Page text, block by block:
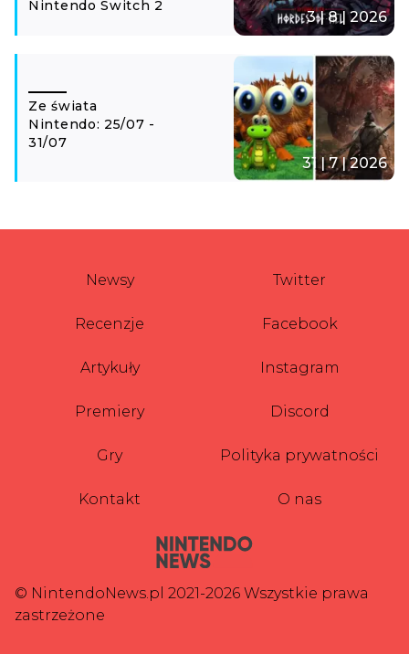
Nintendo Switch 2
3 | 8 | 2026
Ze świata
Nintendo: 25/07 -
31/07
31 | 7 | 2026
© NintendoNews.pl 2021-2026 Wszystkie prawa
zastrzeżone
Newsy
Recenzje
Artykuły
Premiery
Gry
Kontakt
Twitter
Facebook
Instagram
Discord
Polityka prywatności
O nas